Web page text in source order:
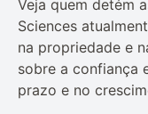
Veja quem detém
Sciences
na propriedade e
sobre a confiança
prazo e no